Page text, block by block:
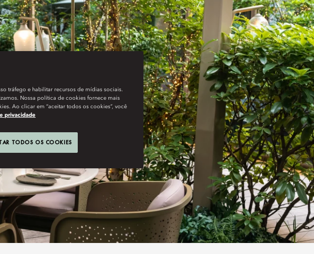
tráfego e habilitar recursos de mídias sociais.
Nossa política de cookies fornece mais
Ao clicar em “aceitar todos os cookies”, você
privacidade
TODOS OS COOKIES